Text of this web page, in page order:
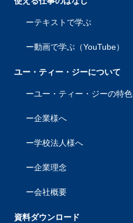
テキストで学ぶ
動画で学ぶ（YouTube）
ユー・ティー・ジーについて
ユー・ティー・ジーの特色
企業様へ
学校法人様へ
企業理念
会社概要
資料ダウンロード